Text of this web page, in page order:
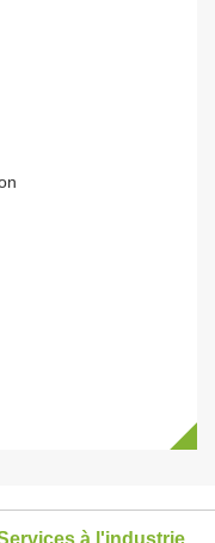
à l'industrie